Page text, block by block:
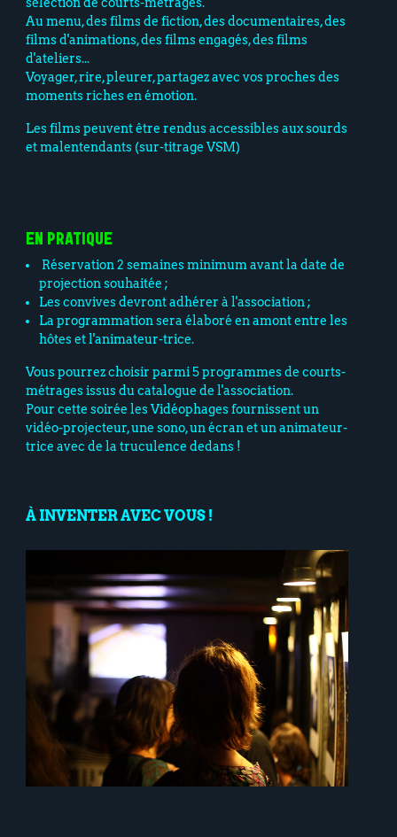
Au menu, des films de fiction, des documentaires, des
films d'animations, des films engagés, des films
d'ateliers...
Voyager, rire, pleurer, partagez avec vos proches des
moments riches en émotion.
Les films peuvent être rendus accessibles aux sourds
et malentendants (sur-titrage VSM)
EN PRATIQUE
Réservation 2 semaines minimum avant la date de
projection souhaitée ;
Les convives devront adhérer à l'association ;
La programmation sera élaboré en amont entre les
hôtes et l'animateur-trice.
Vous pourrez choisir parmi 5 programmes de courts-
métrages issus du catalogue de l'association.
Pour cette soirée les Vidéophages fournissent un
vidéo-projecteur, une sono, un écran et un animateur-
trice avec de la truculence dedans !
À INVENTER AVEC VOUS !